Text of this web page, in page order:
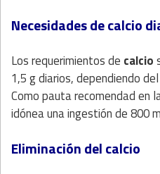
Necesidades de calcio
Los requerimientos de calcio
1,5 g diarios, dependiendo
Como pauta recomendad en
idónea una ingestión de 800
Eliminación del calcio